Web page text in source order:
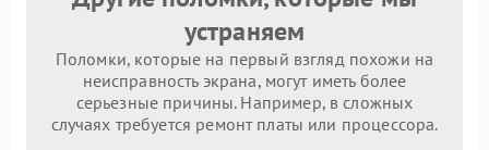
устраняем
Поломки, которые на первый взгляд похожи на
неисправность экрана, могут иметь более
серьезные причины. Например, в сложных
случаях требуется ремонт платы или процессора.